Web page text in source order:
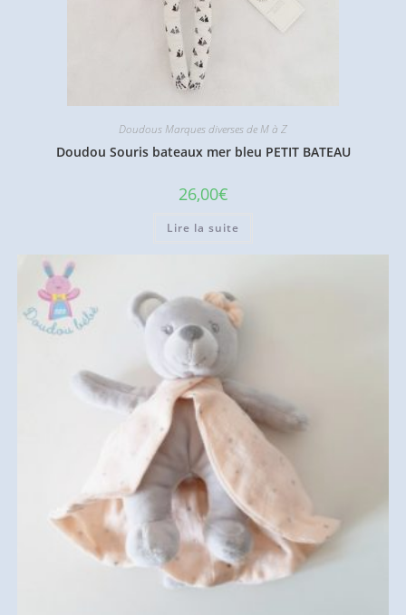
Doudous Marques diverses de M à Z
Doudou Souris bateaux mer bleu PETIT BATEAU
26,00€
Lire la suite